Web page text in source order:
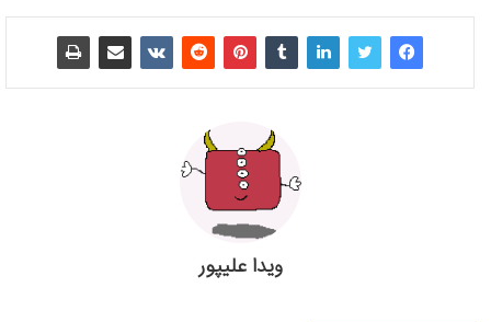
ویدا علیپور